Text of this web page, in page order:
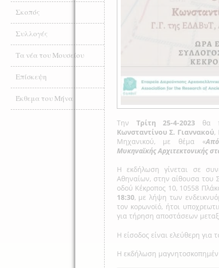
Σκοπός
Συλλογές
Τα νέα του Μουσείου
Επίσκεψη
Έκθεμα του Μήνα
Την Τρίτη 25-4-2023 θα
Κωνσταντίνου Σ. Γιαννακού,
Μηχανικού, με θέμα «
Μυκηναϊκής Αρχιτεκτονικής
Η εκδήλωση γίνεται σε
Αθηναίων, στην αίθουσα του
οδού Κέκροπος 10, 10558
18:30, με λήψη των
τον κορωνοϊό, ήτοι
για τήρηση αποστάσεων
Η είσοδος είναι ελεύθερη για
Η εκδήλωση